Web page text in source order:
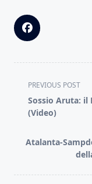
<span
class="nav-
subtitle
reader-
text">Page</
PREVIOUS POST
Sossio Aruta: il
(Video)
Atalanta-